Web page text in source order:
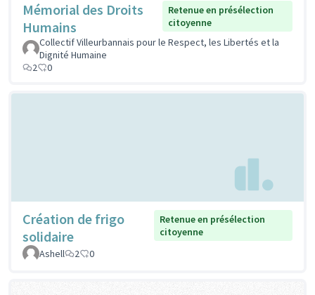
Mémorial des Droits
Humains
Retenue en présélection
citoyenne
Collectif Villeurbannais pour le Respect, les Libertés et la
Dignité Humaine
2
0
Création de frigo
solidaire
Retenue en présélection
citoyenne
Ashell
2 0